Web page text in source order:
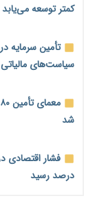
کمتر توسعه می‌یابد
تأمین
سیاست‌های
شد
درصد رسید